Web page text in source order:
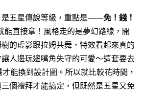
是五星傳說等級，重點是——免！錢！
能直接拿！風格走的是夢幻路線，開
的虛影跟拉姆共舞，特效看起來真的
人邊玩邊嘴角失守的可愛～這套要去
才能換到設計圖。所以就比較花時間，
個禮拜才能搞定，但既然是五星又免